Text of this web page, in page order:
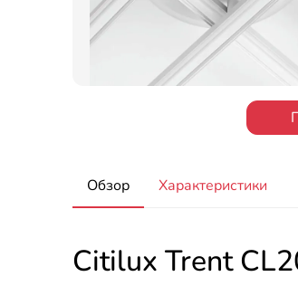
Обзор Характеристики
Citilux Trent